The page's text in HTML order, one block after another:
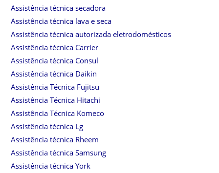
Assistência técnica secadora
Assistência técnica lava e seca
Assistência técnica autorizada eletrodomésticos
Assistência técnica Carrier
Assistência técnica Consul
Assistência técnica Daikin
Assistência Técnica Fujitsu
Assistência Técnica Hitachi
Assistência Técnica Komeco
Assistência técnica Lg
Assistência técnica Rheem
Assistência técnica Samsung
Assistência técnica York